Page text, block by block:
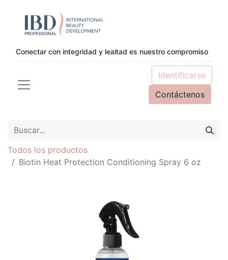
Conectar con integridad y lealtad es nuestro compromiso
Identificarse
Contáctenos
Todos los productos
Biotin Heat Protection Conditioning Spray 6 oz